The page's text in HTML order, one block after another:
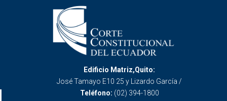
Edificio Matriz,Quito:
José Tamayo E10 25 y Lizardo García /
Teléfono: (02) 394-1800